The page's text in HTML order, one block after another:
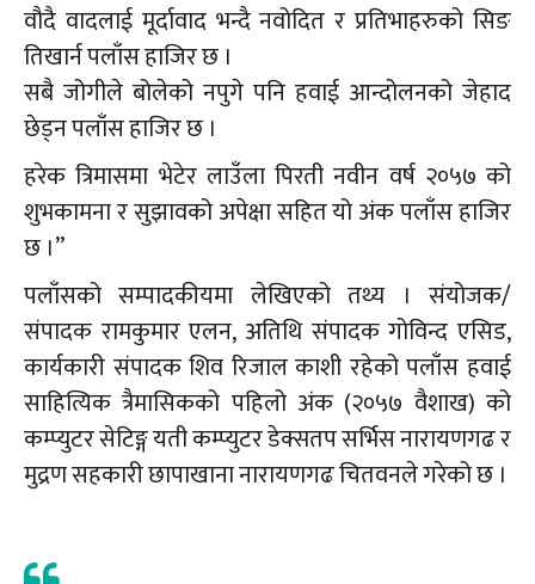
वौदै वादलाई मूर्दावाद भन्दै नवोदित र प्रतिभाहरुको सिङ
तिखार्न पलाँस हाजिर छ ।
सबै जोगीले बोलेको नपुगे पनि हवाई आन्दोलनको जेहाद
छेड्न पलाँस हाजिर छ ।
हरेक त्रिमासमा भेटेर लाउँला पिरती नवीन वर्ष २०५७ को
शुभकामना र सुझावको अपेक्षा सहित यो अंक पलाँस हाजिर
छ ।”
पलाँसको सम्पादकीयमा लेखिएको तथ्य । संयोजक/
संपादक रामकुमार एलन, अतिथि संपादक गोविन्द एसिड,
कार्यकारी संपादक शिव रिजाल काशी रहेको पलाँस हवाई
साहित्यिक त्रैमासिकको पहिलो अंक (२०५७ वैशाख) को
कम्प्युटर सेटिङ्ग यती कम्प्युटर डेक्सतप सर्भिस नारायणगढ र
मुद्रण सहकारी छापाखाना नारायणगढ चितवनले गरेको छ ।